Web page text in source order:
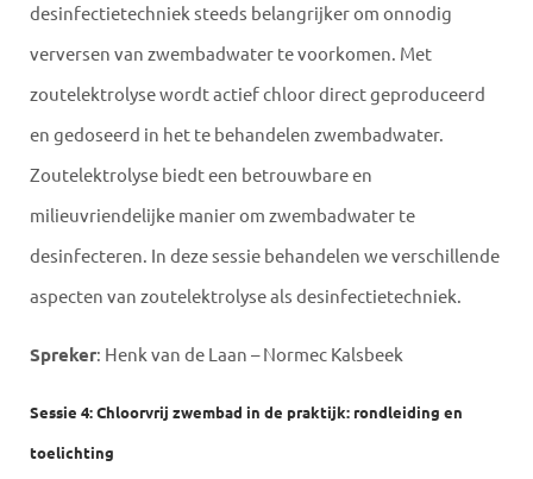
desinfectietechniek steeds belangrijker om onnodig
verversen van zwembadwater te voorkomen. Met
zoutelektrolyse wordt actief chloor direct geproduceerd
en gedoseerd in het te behandelen zwembadwater.
Zoutelektrolyse biedt een betrouwbare en
milieuvriendelijke manier om zwembadwater te
desinfecteren. In deze sessie behandelen we verschillende
aspecten van zoutelektrolyse als desinfectietechniek.
Spreker: Henk van de Laan – Normec Kalsbeek
Sessie 4: Chloorvrij zwembad in de praktijk: rondleiding en
toelichting